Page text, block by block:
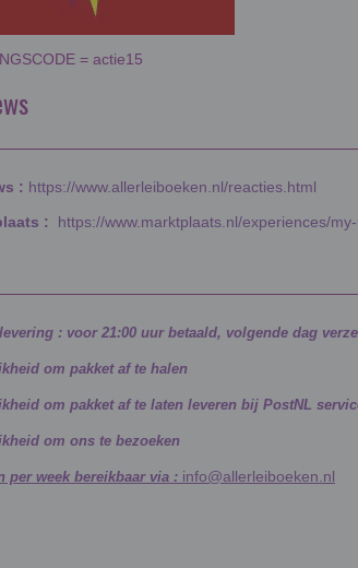
= actie15
: https://www.allerleiboeken.nl/reacties.html
: https://www.marktplaats.nl/experiences/
: voor 21:00 uur betaald, volgende dag
om pakket af te halen
om pakket af te laten leveren bij PostNL
om ons te bezoeken
per week bereikbaar via : info@allerleiboeken.nl